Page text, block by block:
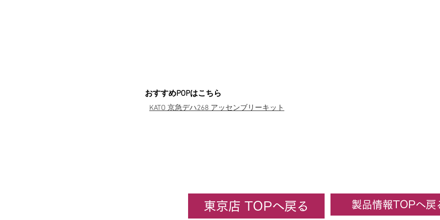
KATO 京急デハ268 アッセンブリーキット
おすすめPOPはこちら
製品情報TOPへ戻
東京店 TOPへ戻る